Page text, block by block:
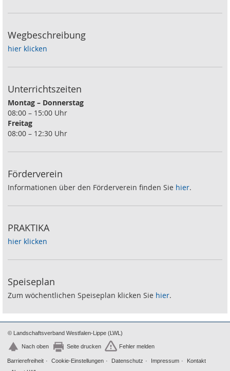
Wegbeschreibung
hier klicken
Unterrichtszeiten
Montag – Donnerstag
08:00 – 15:00 Uhr
Freitag
08:00 – 12:30 Uhr
Förderverein
Informationen über den Förderverein finden Sie hier.
PRAKTIKA
hier klicken
Speiseplan
Zum wöchentlichen Speiseplan klicken Sie hier.
© Landschaftsverband Westfalen-Lippe (LWL)
Nach oben Seite drucken Fehler melden
Barrierefreiheit Cookie-Einstellungen Datenschutz Impressum
Kontakt